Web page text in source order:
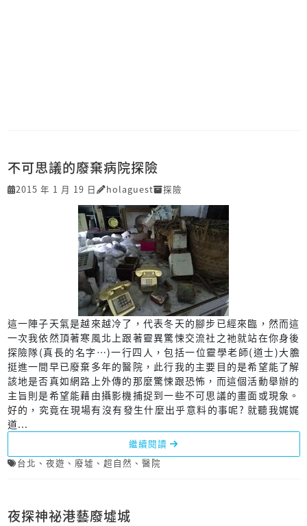
不可思議的廢棄病院探險
2015 年 1 月 19 日 holaguest 探險
這一陣子天氣是越來越冷了，代表冬天的腳步已經來臨，然而這
一次我依然頂著寒風北上跟著靈異驚悚交流社之祂就站在你身後
探險隊(真長的名字…)一行四人，包括一位靈學老師(道士)大膽
挺進一間早已廢棄多年的醫院，此行我的主要目的是希望能了解
該地是否真如網路上外傳的那麼驚悚跟恐怖，而這個活動舉辦的
主旨則是希望能藉由攝影機捕捉到一些不可思議的畫面或現象。
好的，究竟在現場有沒有發生什麼出乎意料的事呢? 就聽我娓娓
道...
繼續閱讀
台北 、 夜遊 、 廢墟 、 超自然 、 醫院
夜探神祕港藝廢墟城